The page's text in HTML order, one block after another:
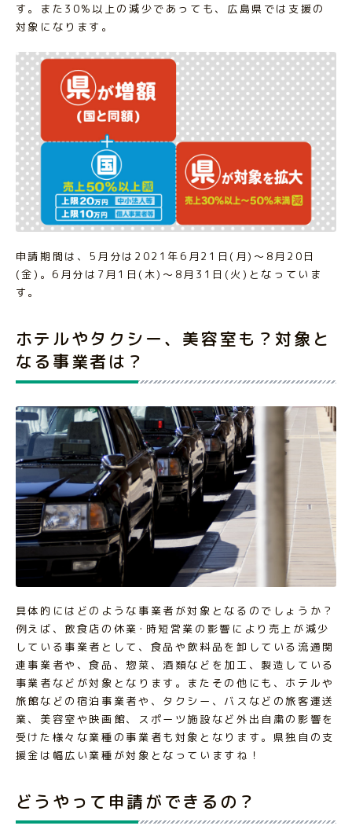
す。また30%以上の減少であっても、広島県では支援の
対象になります。
申請期間は、5月分は2021年6月21日(月)～8月20日
(金)。6月分は7月1日(木)～8月31日(火)となっていま
す。
ホテルやタクシー、美容室も？対象と
なる事業者は？
具体的にはどのような事業者が対象となるのでしょうか？
例えば、飲食店の休業･時短営業の影響により売上が減少
している事業者として、食品や飲料品を卸している流通関
連事業者や、食品、惣菜、酒類などを加工、製造している
事業者などが対象となります。またその他にも、ホテルや
旅館などの宿泊事業者や、タクシー、バスなどの旅客運送
業、美容室や映画館、スポーツ施設など外出自粛の影響を
受けた様々な業種の事業者も対象となります。県独自の支
援金は幅広い業種が対象となっていますね！
どうやって申請ができるの？